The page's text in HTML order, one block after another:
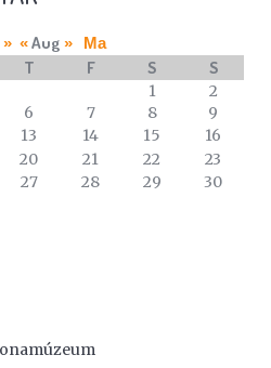
» « Aug » Ma
T F S S
1
2
6 7 8
9
13 14 15
16
20 21 22
23
27 28 29
30